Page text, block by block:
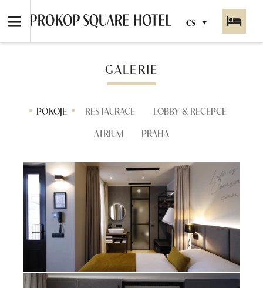
CS
GALERIE
POKOJE RESTAURACE
LOBBY & RECEPCE
ATRIUM
PRAHA